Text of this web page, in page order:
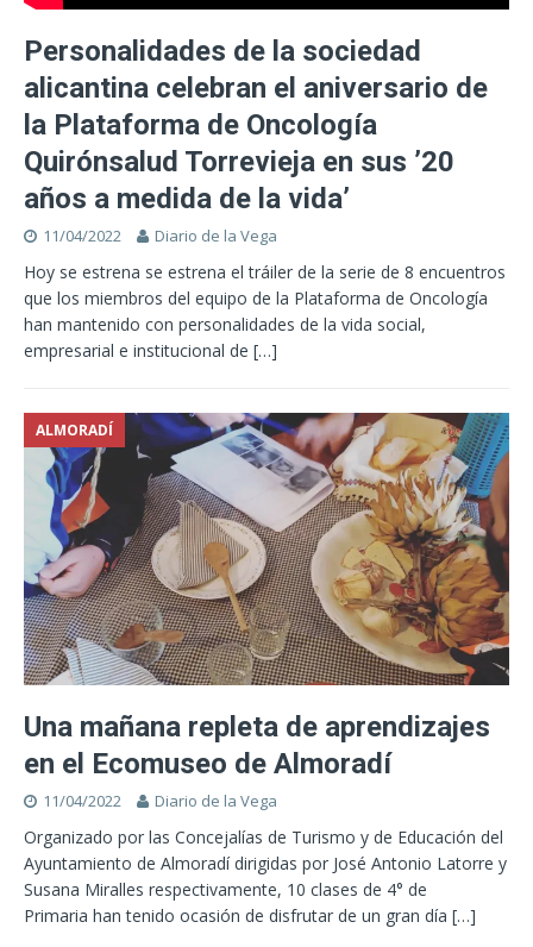
Personalidades de la sociedad
alicantina celebran el aniversario de
la Plataforma de Oncología
Quirónsalud Torrevieja en sus ’20
años a medida de la vida’
11/04/2022 Diario de la Vega
Hoy se estrena se estrena el tráiler de la serie de 8 encuentros
que los miembros del equipo de la Plataforma de Oncología
han mantenido con personalidades de la vida social,
empresarial e institucional de […]
ALMORADÍ
Una mañana repleta de aprendizajes
en el Ecomuseo de Almoradí
11/04/2022 Diario de la Vega
Organizado por las Concejalías de Turismo y de Educación del
Ayuntamiento de Almoradí dirigidas por José Antonio Latorre y
Susana Miralles respectivamente, 10 clases de 4° de
Primaria han tenido ocasión de disfrutar de un gran día […]